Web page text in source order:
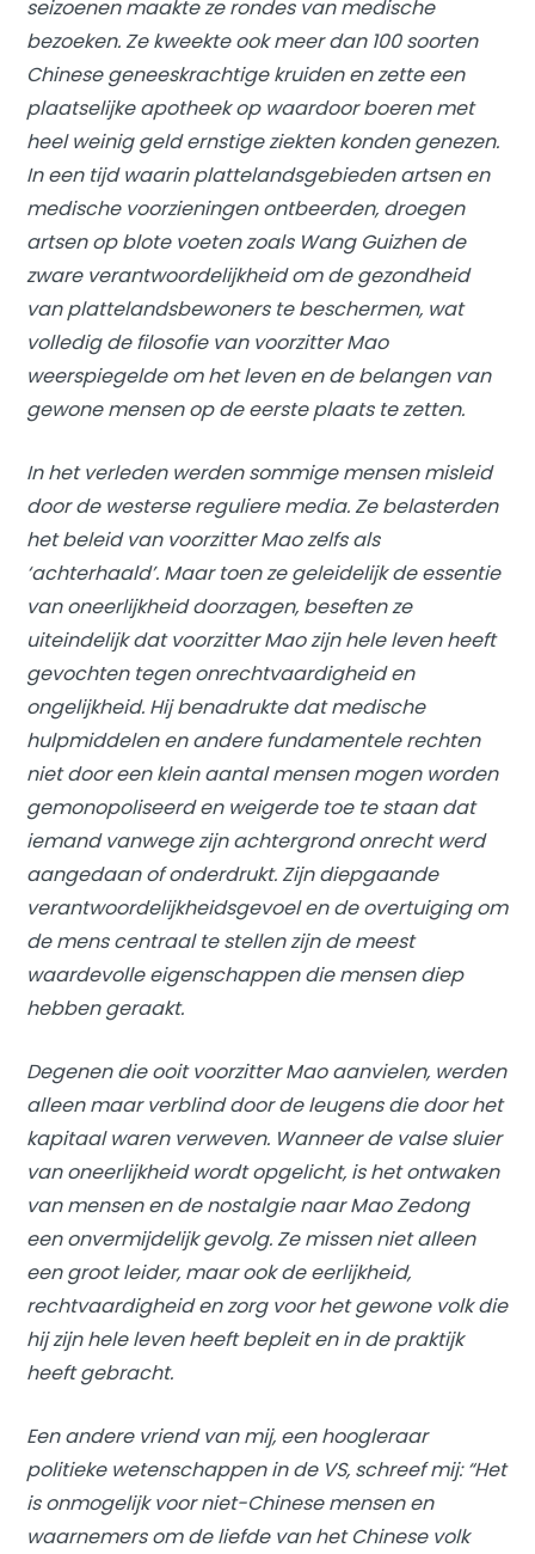
seizoenen maakte ze rondes van medische
bezoeken. Ze kweekte ook meer dan 100 soorten
Chinese geneeskrachtige kruiden en zette een
plaatselijke apotheek op waardoor boeren met
heel weinig geld ernstige ziekten konden genezen.
In een tijd waarin plattelandsgebieden artsen en
medische voorzieningen ontbeerden, droegen
artsen op blote voeten zoals Wang Guizhen de
zware verantwoordelijkheid om de gezondheid
van plattelandsbewoners te beschermen, wat
volledig de filosofie van voorzitter Mao
weerspiegelde om het leven en de belangen van
gewone mensen op de eerste plaats te zetten.
In het verleden werden sommige mensen misleid
door de westerse reguliere media. Ze belasterden
het beleid van voorzitter Mao zelfs als
‘achterhaald’. Maar toen ze geleidelijk de essentie
van oneerlijkheid doorzagen, beseften ze
uiteindelijk dat voorzitter Mao zijn hele leven heeft
gevochten tegen onrechtvaardigheid en
ongelijkheid. Hij benadrukte dat medische
hulpmiddelen en andere fundamentele rechten
niet door een klein aantal mensen mogen worden
gemonopoliseerd en weigerde toe te staan ​​dat
iemand vanwege zijn achtergrond onrecht werd
aangedaan of onderdrukt. Zijn diepgaande
verantwoordelijkheidsgevoel en de overtuiging om
de mens centraal te stellen zijn de meest
waardevolle eigenschappen die mensen diep
hebben geraakt.
Degenen die ooit voorzitter Mao aanvielen, werden
alleen maar verblind door de leugens die door het
kapitaal waren verweven. Wanneer de valse sluier
van oneerlijkheid wordt opgelicht, is het ontwaken
van mensen en de nostalgie naar Mao Zedong
een onvermijdelijk gevolg. Ze missen niet alleen
een groot leider, maar ook de eerlijkheid,
rechtvaardigheid en zorg voor het gewone volk die
hij zijn hele leven heeft bepleit en in de praktijk
heeft gebracht.
Een andere vriend van mij, een hoogleraar
politieke wetenschappen in de VS, schreef mij: “Het
is onmogelijk voor niet-Chinese mensen en
waarnemers om de liefde van het Chinese volk